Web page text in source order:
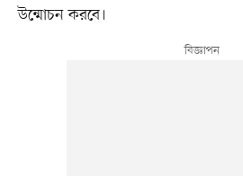
উন্মোচন করবে।